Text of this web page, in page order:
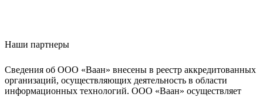
Наши партнеры
Сведения об ООО «Ваан» внесены в реестр аккредитованных
организаций, осуществляющих деятельность в области
информационных технологий. ООО «Ваан» осуществляет